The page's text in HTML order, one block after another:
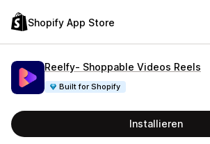
Shopify App Store
Reelfy‑ Shoppable Videos Reels
Built for Shopify
Installieren